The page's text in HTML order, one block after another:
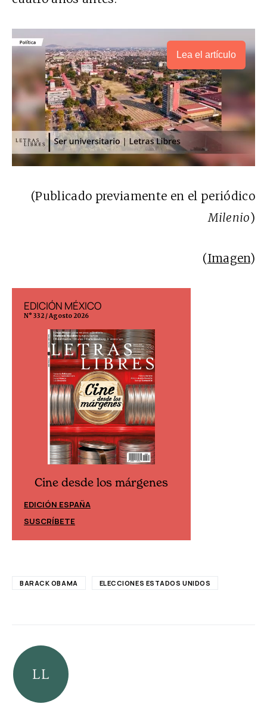
Lea el artículo
(Publicado previamente en el periódico
Milenio)
(Imagen)
EDICIÓN MÉXICO
N° 332 / Agosto 2026
Cine desde los márgenes
EDICIÓN ESPAÑA
SUSCRÍBETE
BARACK OBAMA ELECCIONES ESTADOS UNIDOS